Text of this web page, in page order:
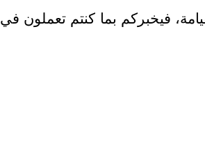
فيخبركم بما كنتم تعملون في